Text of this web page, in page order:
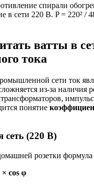
спирали
в сети 220 В. P = 220² /
ватты в
тока
сети ток
из-за наличия
понятие
сеть (220 В)
розетки
cos φ